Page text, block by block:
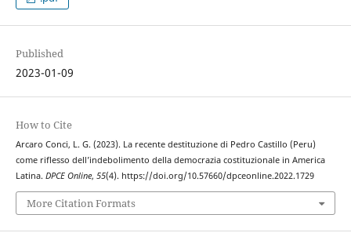
Published
2023-01-09
How to Cite
Arcaro Conci, L. G. (2023). La recente destituzione di Pedro Castillo (Peru)
come riflesso dell’indebolimento della democrazia costituzionale in America
Latina. DPCE Online, 55(4). https://doi.org/10.57660/dpceonline.2022.1729
More Citation Formats